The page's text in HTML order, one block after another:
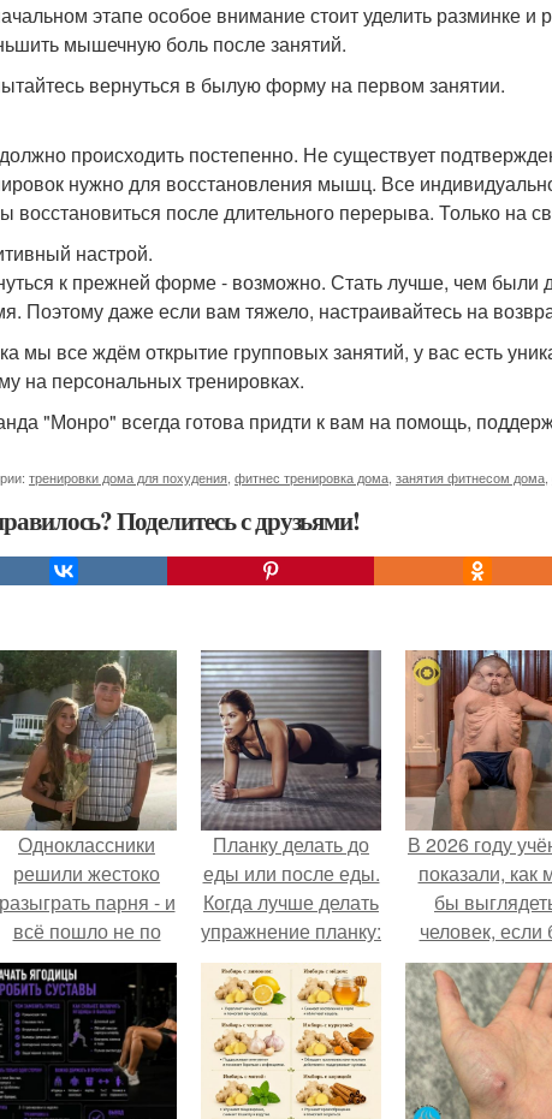
этапе особое внимание стоит уделить разминке и
мышечную боль после занятий.
вернуться в былую форму на первом занятии.
происходить постепенно. Не существует
нужно для восстановления мышц. Все
восстановиться после длительного перерыва. Только на
настрой.
к прежней форме - возможно. Стать лучше, чем были
Поэтому даже если вам тяжело, настраивайтесь на
мы все ждём открытие групповых занятий, у вас есть
на персональных тренировках.
"Монро" всегда готова придти к вам на помощь,
тренировки дома для похудения фитнес тренировка дома занятия фитнесом дома
Поделитесь с друзьями!
Одноклассники
решили жестоко
разыграть парня - и
всё пошло не по
плану.
Планку делать до
еды или после еды.
Когда лучше делать
упражнение планку:
утром или вечером
В 2026 году
показали, как
бы
человек, если
его тело
специально
выживания в